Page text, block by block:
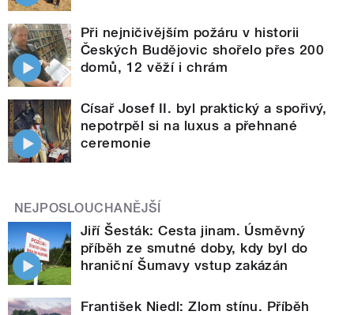
Při nejničivějším požáru v historii
Českých Budějovic shořelo přes 200
domů, 12 věží i chrám
Císař Josef II. byl praktický a spořivý,
nepotrpěl si na luxus a přehnané
ceremonie
NEJPOSLOUCHANĚJŠÍ
Jiří Šesták: Cesta jinam. Úsměvný
příběh ze smutné doby, kdy byl do
hraniční Šumavy vstup zakázán
František Niedl: Zlom stínu. Příběh